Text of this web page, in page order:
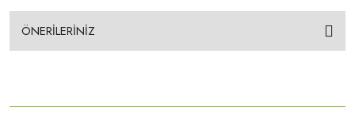
ÖNERİLERİNİZ